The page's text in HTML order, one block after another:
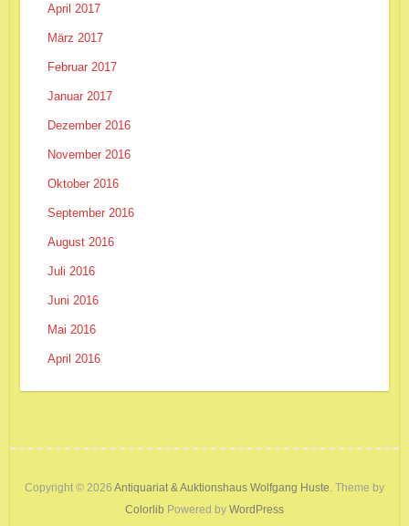
April 2017
März 2017
Februar 2017
Januar 2017
Dezember 2016
November 2016
Oktober 2016
September 2016
August 2016
Juli 2016
Juni 2016
Mai 2016
April 2016
Copyright © 2026 Antiquariat & Auktionshaus Wolfgang Huste . Theme by
Colorlib Powered by WordPress